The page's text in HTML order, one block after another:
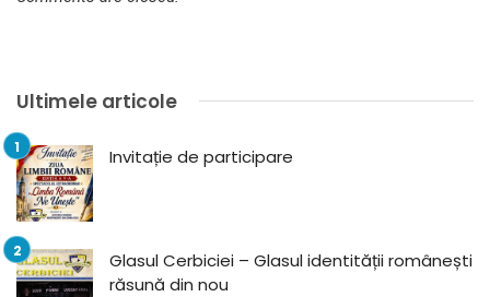
Ultimele articole
Invitație de participare
Glasul Cerbiciei – Glasul identității românești
răsună din nou